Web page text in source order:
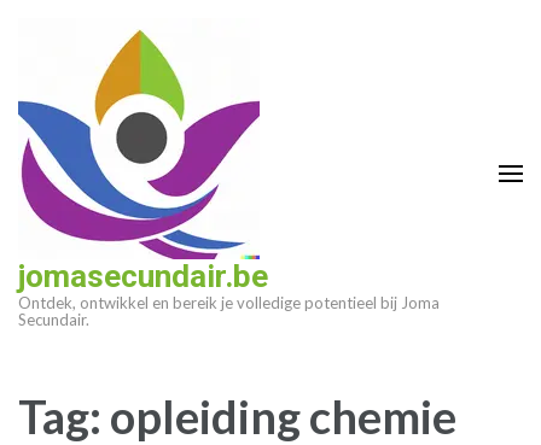
(druk
enter)
jomasecundair.be
Ontdek, ontwikkel en bereik je volledige potentieel bij Joma
Secundair.
Tag: opleiding chemie